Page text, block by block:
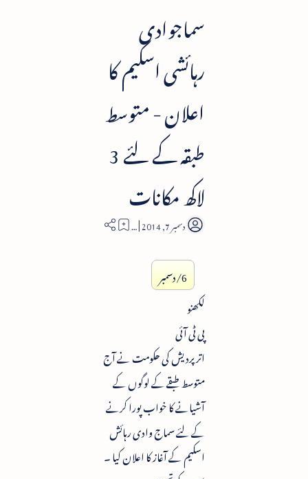
سماجوادی
رہائشی اسکیم کا
اعلان - متوسط
طبقہ کے لئے 3
لاکھ مکانات
2
6/دسمبر
لکھنو
پی ٹی آئی
اتر پردیش کی حکومت نے آج
متوسط طبقے کے لوگوں کے
آشیانے کا خواب پورا کرنے
کے لئے سماج وادی رہائش
اسکیم کے آغاز کا اعلان کیا ۔